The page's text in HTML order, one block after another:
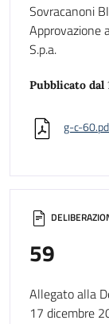
59
Allegato alla
17 dicembre
Sovracanoni
Approvazione
S.p.a.
Pubblicato dal
g-c-